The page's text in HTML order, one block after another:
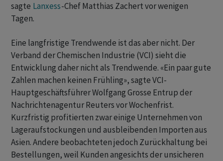
sagte Lanxess-Chef Matthias Zachert vor wenigen
Tagen.
Eine langfristige Trendwende ist das aber nicht. Der
Verband der Chemischen Industrie (VCI) sieht die
Entwicklung daher nicht als Trendwende. «Ein paar gute
Zahlen machen keinen Frühling», sagte VCI-
Hauptgeschäftsführer Wolfgang Grosse Entrup der ​
Nachrichtenagentur Reuters vor Wochenfrist. ​
Kurzfristig profitierten zwar einige Unternehmen von
Lageraufstockungen und ausbleibenden Importen aus
Asien. Andere beobachteten jedoch Zurückhaltung bei
Bestellungen, weil ⁠Kunden angesichts der unsicheren